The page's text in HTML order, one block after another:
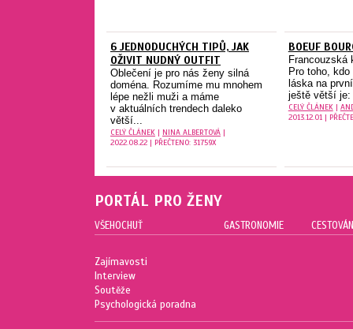
6 JEDNODUCHÝCH TIPŮ, JAK
OŽIVIT NUDNÝ OUTFIT
Oblečení je pro nás ženy silná
doména. Rozumíme mu mnohem
lépe nežli muži a máme
v aktuálních trendech daleko
větší...
CELÝ ČLÁNEK | NINA ALBERTOVÁ |
2022.08.22 | PŘEČTENO: 31759X
BOEUF
Francouzská
Pro toho,
láska na
ještě větší je:
CELÝ ČLÁNEK|
2013.12.01 |
PORTÁL PRO ŽENY
VŠEHOCHUŤ
Zajímavosti
Interview
Soutěže
Psychologická poradna
GASTRONOMIE